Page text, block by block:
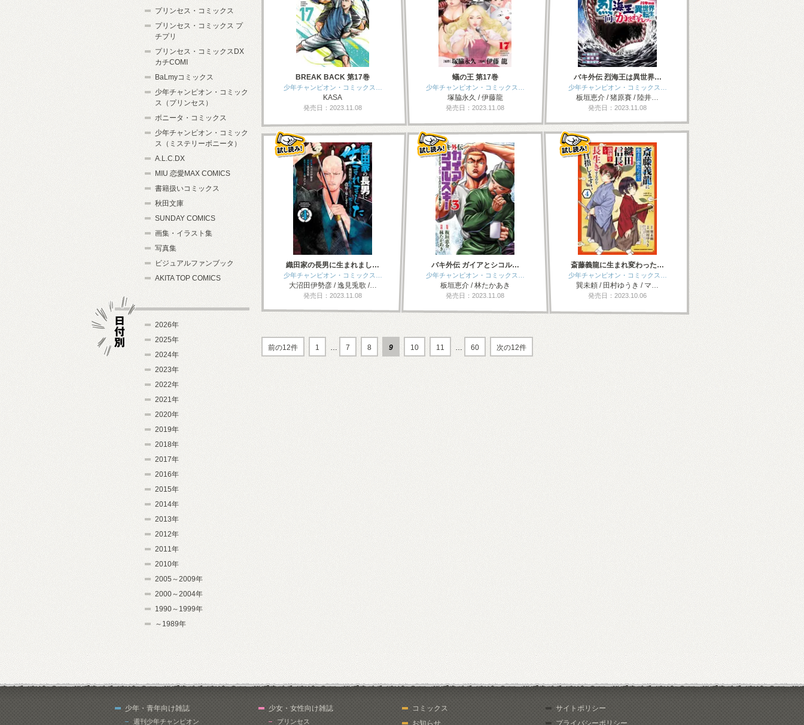
BREAK BACK 第17巻
少年チャンピオン・コミックス…
KASA
発売日：2023.11.08
蟻の王 第17巻
少年チャンピオン・コミックス…
塚脇永久 / 伊藤龍
発売日：2023.11.08
バキ外伝 烈海王は異世界…
少年チャンピオン・コミックス…
板垣恵介 / 猪原賽 / 陸井…
発売日：2023.11.08
織田家の長男に生まれまし…
少年チャンピオン・コミックス…
大沼田伊勢彦 / 逸見兎歌 /…
発売日：2023.11.08
バキ外伝 ガイアとシコル…
少年チャンピオン・コミックス…
板垣恵介 / 林たかあき
発売日：2023.11.08
斎藤義龍に生まれ変わった…
少年チャンピオン・コミックス…
巽未頼 / 田村ゆうき / マ…
発売日：2023.10.06
前の12件 1 … 7 8 9 10 11 … 60 次の12件
プリンセス・コミックス
プリンセス・コミックス プ
チプリ
プリンセス・コミックスDX
カチCOMI
BaLmyコミックス
少年チャンピオン・コミック
ス（プリンセス）
ボニータ・コミックス
少年チャンピオン・コミック
ス（ミステリーボニータ）
A.L.C.DX
MIU 恋愛MAX COMICS
書籍扱いコミックス
秋田文庫
SUNDAY COMICS
画集・イラスト集
写真集
ビジュアルファンブック
AKITA TOP COMICS
2026年
2025年
2024年
2023年
2022年
2021年
2020年
2019年
2018年
2017年
2016年
2015年
2014年
2013年
2012年
2011年
2010年
2005～2009年
2000～2004年
1990～1999年
～1989年
少年・青年向け雑誌
週刊少年チャンピオン
少女・女性向け雑誌
プリンセス
コミックス
お知らせ
サイトポリシー
プライバシーポリシー